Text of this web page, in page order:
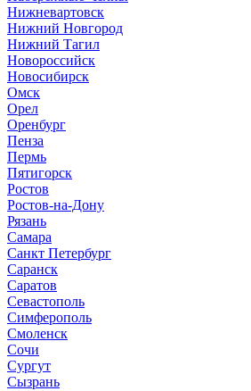
Нижневартовск
Нижний Новгород
Нижний Тагил
Новороссийск
Новосибирск
Омск
Орел
Оренбург
Пенза
Пермь
Пятигорск
Ростов
Ростов-на-Дону
Рязань
Самара
Санкт Петербург
Саранск
Саратов
Севастополь
Симферополь
Смоленск
Сочи
Сургут
Сызрань